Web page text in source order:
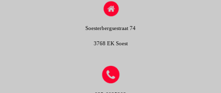
Soesterbergsestraat 74
3768 EK Soest